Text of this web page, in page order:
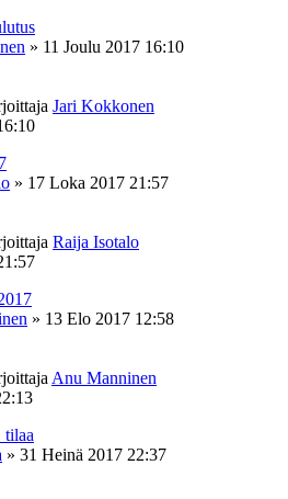
» 11 Joulu 2017 16:10
Jari Kokkonen
» 17 Loka 2017 21:57
Raija Isotalo
» 13 Elo 2017 12:58
Anu Manninen
tilaa
» 31 Heinä 2017 22:37